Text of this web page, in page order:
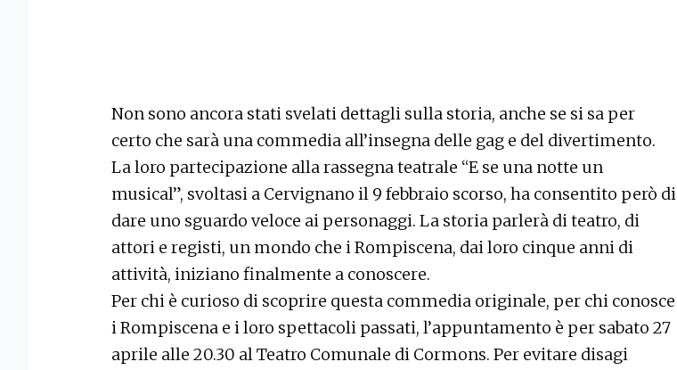
Non sono ancora stati svelati dettagli sulla storia, anche se si sa per
certo che sarà una commedia all’insegna delle gag e del divertimento.
La loro partecipazione alla rassegna teatrale “E se una notte un
musical”, svoltasi a Cervignano il 9 febbraio scorso, ha consentito però di
dare uno sguardo veloce ai personaggi. La storia parlerà di teatro, di
attori e registi, un mondo che i Rompiscena, dai loro cinque anni di
attività, iniziano finalmente a conoscere.
Per chi è curioso di scoprire questa commedia originale, per chi conosce
i Rompiscena e i loro spettacoli passati, l’appuntamento è per sabato 27
aprile alle 20.30 al Teatro Comunale di Cormons. Per evitare disagi